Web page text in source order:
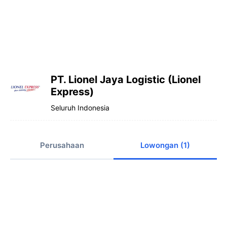
PT. Lionel Jaya Logistic (Lionel
Express)
Seluruh Indonesia
Perusahaan Lowongan (1)